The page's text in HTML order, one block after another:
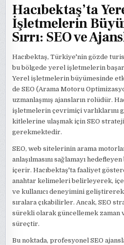
Hacıbektaş’ta
İşletmelerin
Sırrı: SEO ve
Hacıbektaş, Türkiye'nin gözde
bu bölgede yerel işletmelerin
Yerel işletmelerin büyümesinde
de SEO (Arama Motoru
uzmanlaşmış ajansların rolüdür.
işletmelerin çevrimiçi varlıklarını
kitlelerine ulaşmak için SEO
gerekmektedir.
SEO, web sitelerinin arama
anlaşılmasını sağlamayı
içerir. Hacıbektaş'ta faaliyet
anahtar kelimeleri belirleyerek,
ve kullanıcı deneyimini
sıralara çıkabilirler. Ancak, SEO
sürekli olarak güncellemek
süreçtir.
Bu noktada, profesyonel SEO